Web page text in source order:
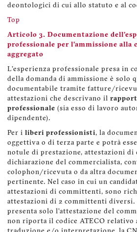
deontologici di cui allo statuto e al
Top
Articolo 3. Documentazione
professionale per l'ammissione alla
aggregato
L'esperienza professionale presa in
della domanda di ammissione è solo
documentabile tramite fatture/
attestazioni che descrivano il
professionale (sia esso di lavoro
dipendente).
Per i liberi professionisti, la
oggettiva o di terza parte e potrà
notule di prestazione, attestazioni di
dichiarazione del commercialista,
colophon/ricevuta o da altra
pertinente. Nel caso in cui un
attestazioni di committenti, sono
attestazioni di 2 committenti diversi.
presenta solo l’attestazione del
non riporta il codice ATECO